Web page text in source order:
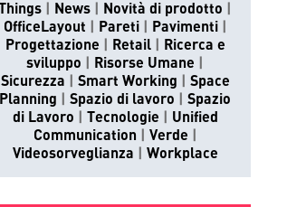
Things
News
Novità di prodotto
OfficeLayout
Pareti
Pavimenti
Progettazione
Retail
Ricerca e
sviluppo
Risorse Umane
Sicurezza
Smart Working
Space
Planning
Spazio di lavoro
Spazio
di Lavoro
Tecnologie
Unified
Communication
Verde
Videosorveglianza
Workplace